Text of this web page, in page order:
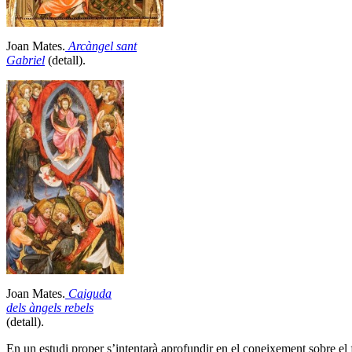
Joan Mates. Arcàngel sant
Gabriel (detall).
Joan Mates. Caiguda
dels àngels rebels
(detall).
En un estudi proper s’intentarà aprofundir en el coneixement sobre